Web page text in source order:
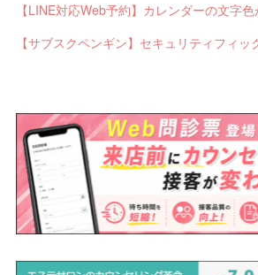
【サブスクペンギン】セキュリティフィッ